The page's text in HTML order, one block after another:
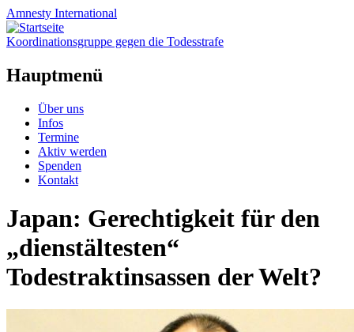
Amnesty International
Koordinationsgruppe gegen die Todesstrafe
Hauptmenü
Zum
Inhalt
springen
Über uns
Infos
Termine
Aktiv werden
Spenden
Kontakt
Japan: Gerechtigkeit für den
„dienstältesten“
Todestraktinsassen der Welt?